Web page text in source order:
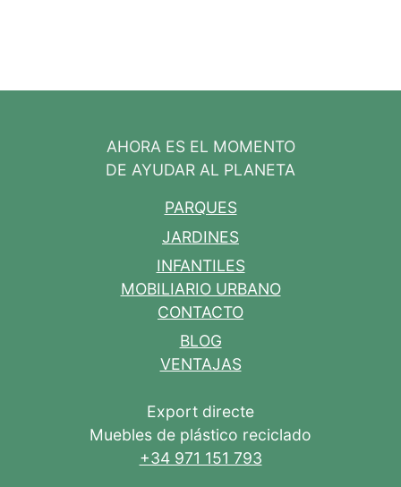
AHORA ES EL MOMENTO
DE AYUDAR AL PLANETA
PARQUES
JARDINES
INFANTILES
MOBILIARIO URBANO
CONTACTO
BLOG
VENTAJAS
Export directe
Muebles de plástico reciclado
+34 971 151 793